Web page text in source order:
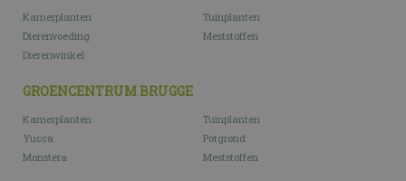
Kamerplanten
Tuinplanten
Dierenvoeding
Meststoffen
Dierenwinkel
GROENCENTRUM BRUGGE
Kamerplanten
Tuinplanten
Yucca
Potgrond
Monstera
Meststoffen